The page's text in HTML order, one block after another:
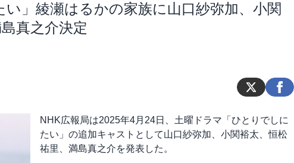
」綾瀬はるかの家族に山口紗弥加、小関
真之介決定
NHK広報局は2025年4月24日、土曜ドラマ「ひとりでしに
たい」の追加キャストとして山口紗弥加、小関裕太、恒松
祐里、満島真之介を発表した。